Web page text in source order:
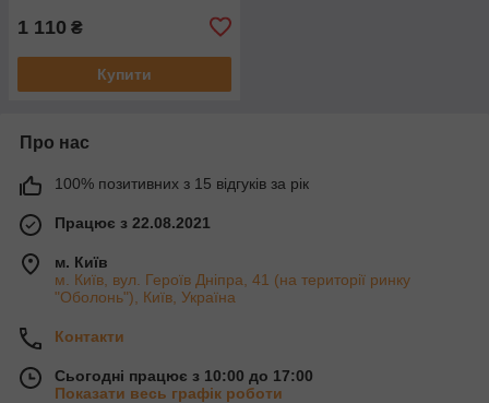
1 110 ₴
Купити
Про нас
100% позитивних з 15 відгуків за рік
Працює з 22.08.2021
м. Київ
м. Київ, вул. Героїв Дніпра, 41 (на території ринку
"Оболонь"), Київ, Україна
Контакти
Сьогодні працює з 10:00 до 17:00
Показати весь графік роботи